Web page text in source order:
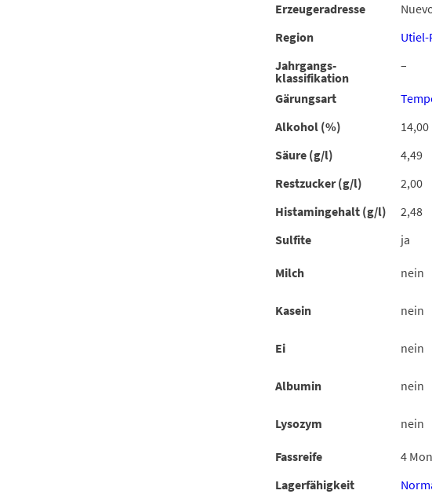
Erzeugeradresse
Region
Utiel-
Jahrgangs-
klassifikation
–
Gärungsart
Alkohol (%)
14,00
Säure (g/l)
4,49
Restzucker (g/l)
2,00
Histamingehalt (g/l)
2,48
Sulfite
ja
Milch nein
Kasein nein
Ei nein
Albumin nein
Lysozym nein
Fassreife
4
Lagerfähigkeit